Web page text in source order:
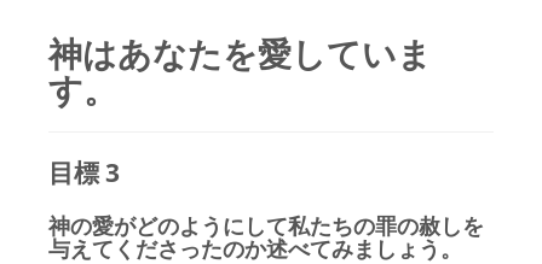
神はあなたを愛していま
す。
目標 3
神の愛がどのようにして私たちの罪の赦しを
与えてくださったのか述べてみましょう。